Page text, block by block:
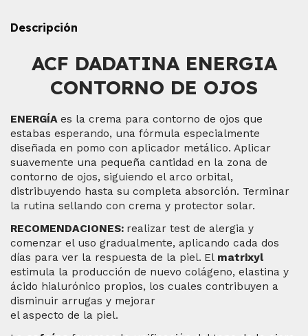
Descripción
ACF DADATINA ENERGIA
CONTORNO DE OJOS
ENERGÍA es la crema para contorno de ojos que
estabas esperando, una fórmula especialmente
diseñada en pomo con aplicador metálico. Aplicar
suavemente una pequeña cantidad en la zona de
contorno de ojos, siguiendo el arco orbital,
distribuyendo hasta su completa absorción. Terminar
la rutina sellando con crema y protector solar.
RECOMENDACIONES: realizar test de alergia y
comenzar el uso gradualmente, aplicando cada dos
días para ver la respuesta de la piel. El matrixyl
estimula la producción de nuevo colágeno, elastina y
ácido hialurónico propios, los cuales contribuyen a
disminuir arrugas y mejorar
el aspecto de la piel.